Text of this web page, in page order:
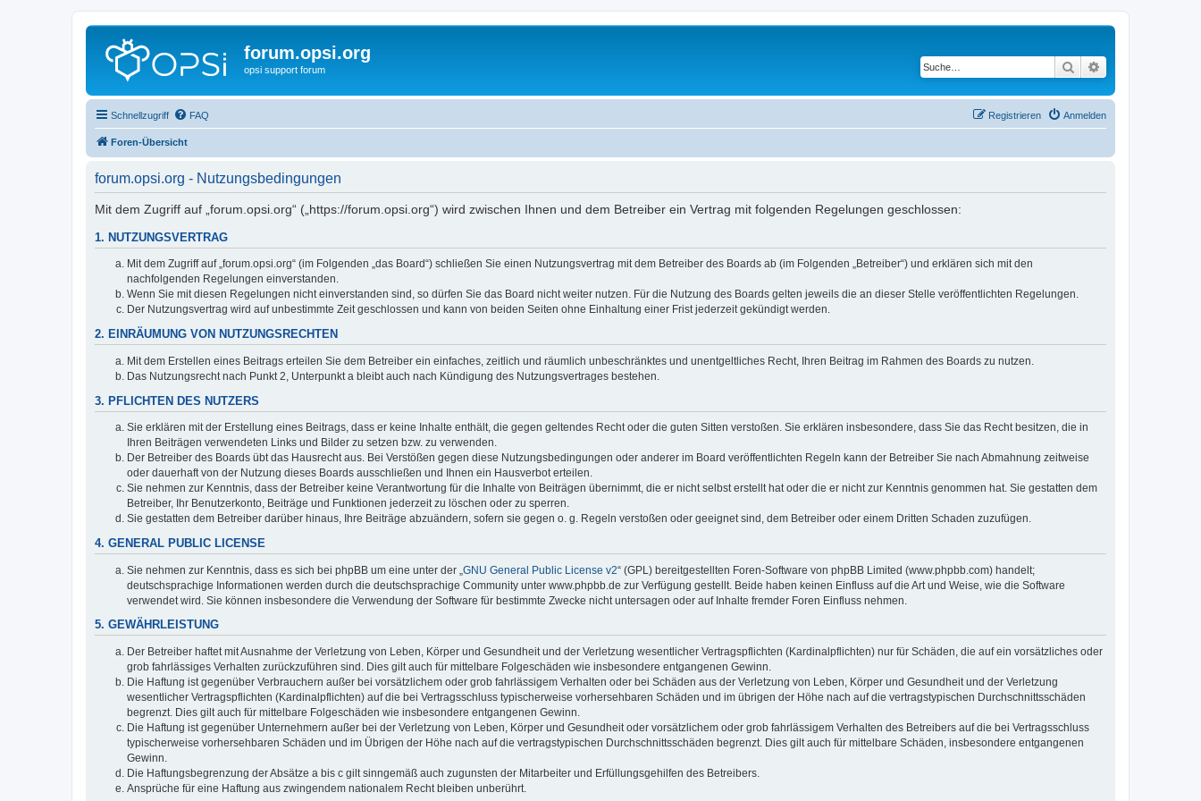
forum.opsi.org
opsi support forum Suche
Schnellzugriff FAQ Anmelden
Registrieren
Foren-Übersicht
forum.opsi.org - Nutzungsbedingungen
Mit dem Zugriff auf „forum.opsi.org“ („https://forum.opsi.org“) wird zwischen Ihnen und dem Betreiber ein Vertrag mit folgenden Regelungen geschlossen:
1. NUTZUNGSVERTRAG
Mit dem Zugriff auf „forum.opsi.org“ (im Folgenden „das Board“) schließen Sie einen Nutzungsvertrag mit dem Betreiber des Boards ab (im Folgenden „Betreiber“) und erklären sich mit den
nachfolgenden Regelungen einverstanden.
Wenn Sie mit diesen Regelungen nicht einverstanden sind, so dürfen Sie das Board nicht weiter nutzen. Für die Nutzung des Boards gelten jeweils die an dieser Stelle veröffentlichten Regelungen.
Der Nutzungsvertrag wird auf unbestimmte Zeit geschlossen und kann von beiden Seiten ohne Einhaltung einer Frist jederzeit gekündigt werden.
2. EINRÄUMUNG VON NUTZUNGSRECHTEN
Mit dem Erstellen eines Beitrags erteilen Sie dem Betreiber ein einfaches, zeitlich und räumlich unbeschränktes und unentgeltliches Recht, Ihren Beitrag im Rahmen des Boards zu nutzen.
Das Nutzungsrecht nach Punkt 2, Unterpunkt a bleibt auch nach Kündigung des Nutzungsvertrages bestehen.
3. PFLICHTEN DES NUTZERS
Sie erklären mit der Erstellung eines Beitrags, dass er keine Inhalte enthält, die gegen geltendes Recht oder die guten Sitten verstoßen. Sie erklären insbesondere, dass Sie das Recht besitzen, die in
Ihren Beiträgen verwendeten Links und Bilder zu setzen bzw. zu verwenden.
Der Betreiber des Boards übt das Hausrecht aus. Bei Verstößen gegen diese Nutzungsbedingungen oder anderer im Board veröffentlichten Regeln kann der Betreiber Sie nach Abmahnung zeitweise
oder dauerhaft von der Nutzung dieses Boards ausschließen und Ihnen ein Hausverbot erteilen.
Sie nehmen zur Kenntnis, dass der Betreiber keine Verantwortung für die Inhalte von Beiträgen übernimmt, die er nicht selbst erstellt hat oder die er nicht zur Kenntnis genommen hat. Sie gestatten dem
Betreiber, Ihr Benutzerkonto, Beiträge und Funktionen jederzeit zu löschen oder zu sperren.
Sie gestatten dem Betreiber darüber hinaus, Ihre Beiträge abzuändern, sofern sie gegen o. g. Regeln verstoßen oder geeignet sind, dem Betreiber oder einem Dritten Schaden zuzufügen.
4. GENERAL PUBLIC LICENSE
Sie nehmen zur Kenntnis, dass es sich bei phpBB um eine unter der „ GNU General Public License v2“ (GPL) bereitgestellten Foren-Software von phpBB Limited (www.phpbb.com) handelt;
deutschsprachige Informationen werden durch die deutschsprachige Community unter www.phpbb.de zur Verfügung gestellt. Beide haben keinen Einfluss auf die Art und Weise, wie die Software
verwendet wird. Sie können insbesondere die Verwendung der Software für bestimmte Zwecke nicht untersagen oder auf Inhalte fremder Foren Einfluss nehmen.
5. GEWÄHRLEISTUNG
Der Betreiber haftet mit Ausnahme der Verletzung von Leben, Körper und Gesundheit und der Verletzung wesentlicher Vertragspflichten (Kardinalpflichten) nur für Schäden, die auf ein vorsätzliches oder
grob fahrlässiges Verhalten zurückzuführen sind. Dies gilt auch für mittelbare Folgeschäden wie insbesondere entgangenen Gewinn.
Die Haftung ist gegenüber Verbrauchern außer bei vorsätzlichem oder grob fahrlässigem Verhalten oder bei Schäden aus der Verletzung von Leben, Körper und Gesundheit und der Verletzung
wesentlicher Vertragspflichten (Kardinalpflichten) auf die bei Vertragsschluss typischerweise vorhersehbaren Schäden und im übrigen der Höhe nach auf die vertragstypischen Durchschnittsschäden
begrenzt. Dies gilt auch für mittelbare Folgeschäden wie insbesondere entgangenen Gewinn.
Die Haftung ist gegenüber Unternehmern außer bei der Verletzung von Leben, Körper und Gesundheit oder vorsätzlichem oder grob fahrlässigem Verhalten des Betreibers auf die bei Vertragsschluss
typischerweise vorhersehbaren Schäden und im Übrigen der Höhe nach auf die vertragstypischen Durchschnittsschäden begrenzt. Dies gilt auch für mittelbare Schäden, insbesondere entgangenen
Gewinn.
Die Haftungsbegrenzung der Absätze a bis c gilt sinngemäß auch zugunsten der Mitarbeiter und Erfüllungsgehilfen des Betreibers.
Ansprüche für eine Haftung aus zwingendem nationalem Recht bleiben unberührt.